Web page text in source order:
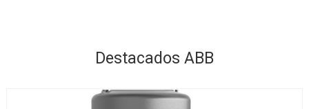
Destacados ABB